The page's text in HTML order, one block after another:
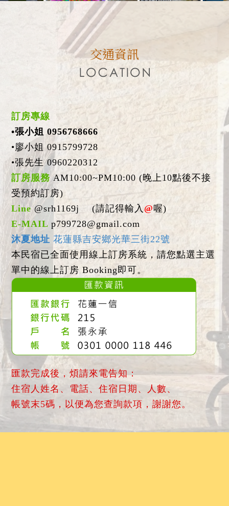
交通資訊
訂房專線
•張小姐 0956768666
•廖小姐 0915799728
•張先生 0960220312
訂房服務AM10:00~PM10:00 (晚上10點後不接
受預約訂房)
Line @srh1169j (請記得輸入 @喔)
E-MAILp799728@gmail.com
沐夏地址 花蓮縣吉安鄉光華三街22號
本民宿已全面使用線上訂房系統，請您點選主選
單中的線上訂房 Booking即可。
匯款完成後，煩請來電告知：
住宿人姓名、電話、住宿日期、人數、
帳號末5碼，以便為您查詢款項，謝謝您。